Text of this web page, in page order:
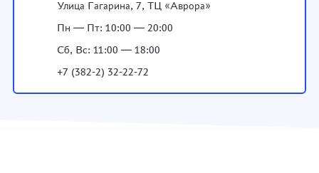
Улица Гагарина, 7, ТЦ «Аврора»
Пн — Пт: 10:00 — 20:00
Сб, Вс: 11:00 — 18:00
+7 (382-2) 32-22-72